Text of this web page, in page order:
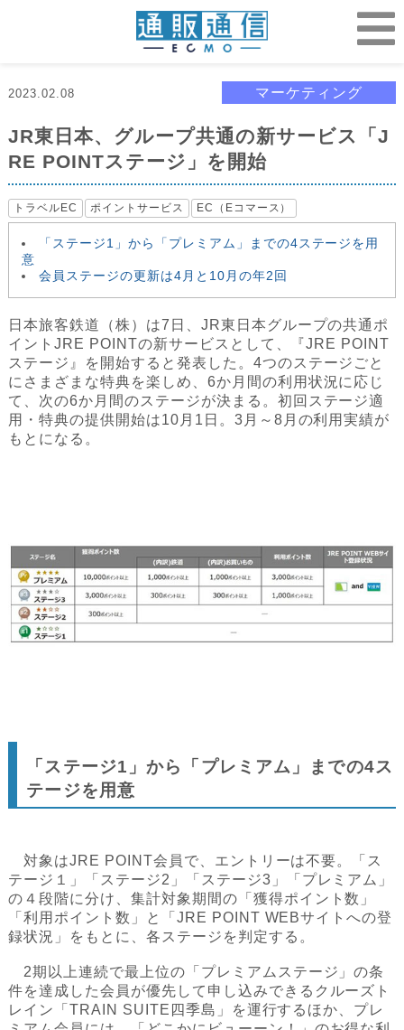
2023.02.08 マーケティング
JR東日本、グループ共通の新サービス「J
RE POINTステージ」を開始
トラベルEC ポイントサービス EC（Eコマース）
「ステージ1」から「プレミアム」までの4ステージを用
意
会員ステージの更新は4月と10月の年2回
日本旅客鉄道（株）は7日、JR東日本グループの共通ポ
イントJRE POINTの新サービスとして、『JRE POINT
ステージ』を開始すると発表した。4つのステージごと
にさまざまな特典を楽しめ、6か月間の利用状況に応じ
て、次の6か月間のステージが決まる。初回ステージ適
用・特典の提供開始は10月1日。3月～8月の利用実績が
もとになる。
「ステージ1」から「プレミアム」までの4ス
テージを用意
対象はJRE POINT会員で、エントリーは不要。「ス
テージ１」「ステージ2」「ステージ3」「プレミアム」
の４段階に分け、集計対象期間の「獲得ポイント数」
「利用ポイント数」と「JRE POINT WEBサイトへの登
録状況」をもとに、各ステージを判定する。
2期以上連続で最上位の「プレミアムステージ」の条
件を達成した会員が優先して申し込みできるクルーズト
レイン「TRAIN SUITE四季島」を運行するほか、プレ